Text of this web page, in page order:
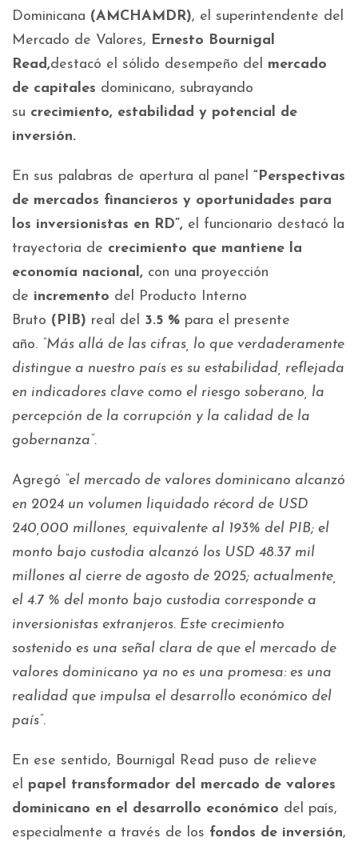
Dominicana (AMCHAMDR), el superintendente del
Mercado de Valores, Ernesto Bournigal
Read,destacó el sólido desempeño del mercado
de capitales dominicano, subrayando
su crecimiento, estabilidad y potencial de
inversión.
En sus palabras de apertura al panel “Perspectivas
de mercados financieros y oportunidades para
los inversionistas en RD”, el funcionario destacó la
trayectoria de crecimiento que mantiene la
economía nacional, con una proyección
de incremento del Producto Interno
Bruto (PIB) real del 3.5 % para el presente
año.
“Más allá de las cifras, lo que verdaderamente
distingue a nuestro país es su estabilidad, reflejada
en indicadores clave como el riesgo soberano, la
percepción de la corrupción y la calidad de la
gobernanza”.
Agregó “el mercado de valores dominicano alcanzó
en 2024 un volumen liquidado récord de USD
240,000 millones, equivalente al 193% del PIB; el
monto bajo custodia alcanzó los USD 48.37 mil
millones al cierre de agosto de 2025; actualmente,
el 4.7 % del monto bajo custodia corresponde a
inversionistas extranjeros. Este crecimiento
sostenido es una señal clara de que el mercado de
valores dominicano ya no es una promesa: es una
realidad que impulsa el desarrollo económico del
país”.
En ese sentido, Bournigal Read puso de relieve
el papel transformador del mercado de valores
dominicano en el desarrollo económico del país,
especialmente a través de los fondos de inversión,